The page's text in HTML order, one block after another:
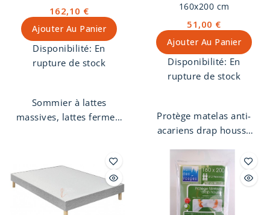
162,10 €
Ajouter Au Panier
Disponibilité: En
rupture de stock
Sommier à lattes
massives, lattes fermes,
Sommier garanti 5 ans.
Fabriqué en France.
160x200 cm
51,00 €
Ajouter Au Panier
Disponibilité: En
rupture de stock
Protège matelas anti-
acariens drap housse
100% coton, fabriqué
en France, dans les
Vosges, lavable à 60°.